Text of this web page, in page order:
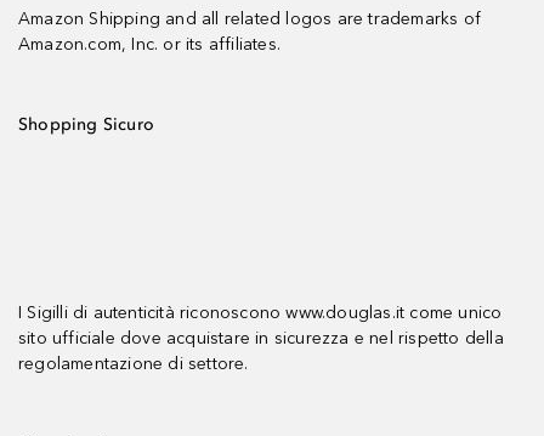
Amazon Shipping and all related logos are trademarks of
Amazon.com, Inc. or its affiliates.
Shopping Sicuro
I Sigilli di autenticità riconoscono www.douglas.it come unico
sito ufficiale dove acquistare in sicurezza e nel rispetto della
regolamentazione di settore.